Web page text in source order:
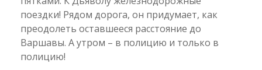
поездки! Рядом дорога, он придумает, как
преодолеть оставшееся расстояние до
Варшавы. А утром – в полицию и только в
полицию!